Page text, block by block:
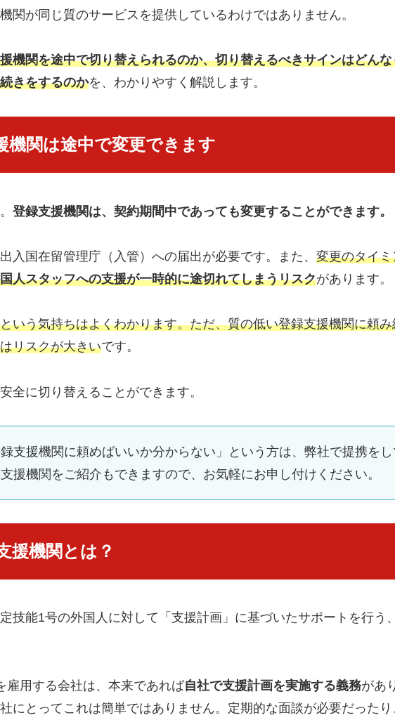
関が同じ質のサービスを提供しているわけではありません。
機関を途中で切り替えられるのか、切り替えるべきサインはどんな
きをするのかを、わかりやすく解説します。
機関は途中で変更できます
登録支援機関は、契約期間中であっても変更することができます。
入国在留管理庁（入管）への届出が必要です。また、 変更のタイ
人スタッフへの支援が一時的に途切れてしまうリスクがあります。
いう気持ちはよくわかります。ただ、質の低い登録支援機関に頼
リスクが大きいです。
全に切り替えることができます。
支援機関に頼めばいいか分からない」という方は、弊社で提携を
援機関をご紹介もできますので、お気軽にお申し付けください。
援機関とは？
技能1号の外国人に対して「支援計画」に基づいたサポートを行う
雇用する会社は、本来であれば自社で支援計画を実施する義務があ
にとってこれは簡単ではありません。定期的な面談が必要だったり